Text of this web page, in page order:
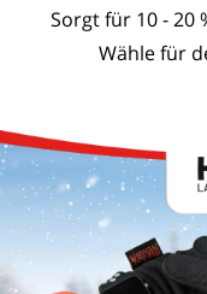
Sorgt für 10 - 20
Wähle für